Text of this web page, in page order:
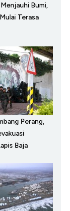
Bumi,
Terasa
Perang,
Baja